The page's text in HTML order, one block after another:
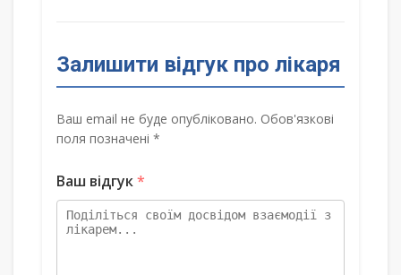
Залишити відгук про лікаря
Ваш email не буде опубліковано. Обов'язкові
поля позначені *
Ваш відгук*